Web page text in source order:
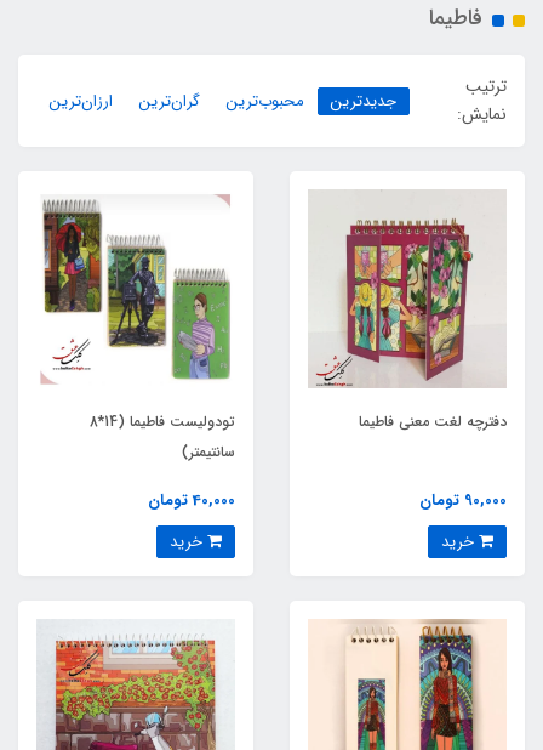
فاطیما
ترتیب
نمایش:
جدیدترین محبوب‌ترین گران‌ترین ارزان‌ترین
دفترچه لغت معنی فاطیما
90,000 تومان
تودولیست فاطیما (14*8
سانتیمتر)
40,000 تومان